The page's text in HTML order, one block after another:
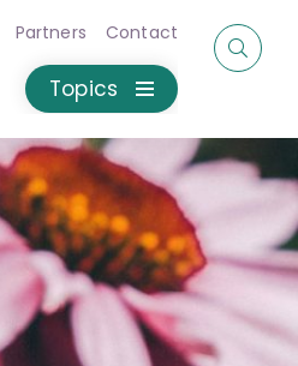
Partners Contact
Topics